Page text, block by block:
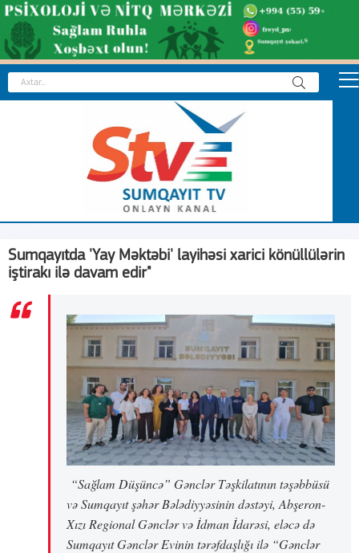
Sumqayıtda 'Yay Məktəbi' layihəsi xarici könüllülərin
iştirakı ilə davam edir"
“Sağlam Düşüncə” Gənclər Təşkilatının təşəbbüsü
və Sumqayıt şəhər Bələdiyyəsinin dəstəyi, Abşeron-
Xızı Regional Gənclər və İdman İdarəsi, eləcə də
Sumqayıt Gənclər Evinin tərəfdaşlığı ilə “Gənclər